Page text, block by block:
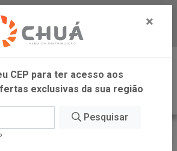
Baixe já nosso APP
0
BRASIL
×
CEP para ter acesso aos
exclusivas da sua região
Pesquisar